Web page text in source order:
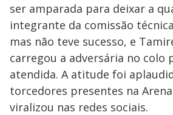
ser amparada para deixar a
integrante da comissão
mas não teve sucesso, e
carregou a adversária no colo
atendida. A atitude foi
torcedores presentes na
viralizou nas redes sociais.